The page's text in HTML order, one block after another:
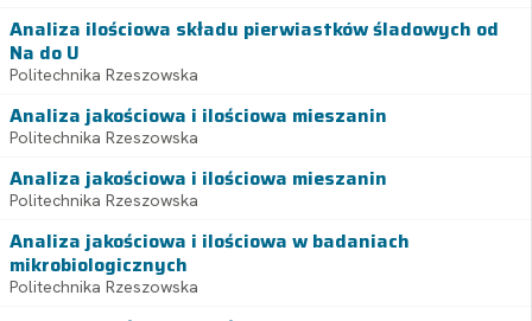
Analiza ilościowa składu pierwiastków śladowych od
Na do U
Politechnika Rzeszowska
Analiza jakościowa i ilościowa mieszanin
Politechnika Rzeszowska
Analiza jakościowa i ilościowa mieszanin
Politechnika Rzeszowska
Analiza jakościowa i ilościowa w badaniach
mikrobiologicznych
Politechnika Rzeszowska